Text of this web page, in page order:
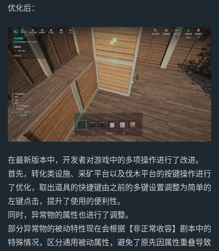
优化后：
在最新版本中，开发者对游戏中的多项操作进行了改进。
首先，转化类设施、采矿平台以及伐木平台的按键操作进行
了优化，取出道具的快捷键由之前的多键设置调整为简单的
左键点击，提升了使用的便利性。
同时，异常物的属性也进行了调整。
部分异常物的被动特性现在会根据【非正常收容】剧本中的
特殊情况，区分通用被动属性，避免了原先因属性重叠导致